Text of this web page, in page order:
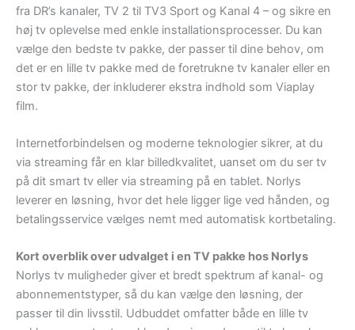
fra DR’s kanaler, TV 2 til TV3 Sport og Kanal 4 – og sikre en
høj tv oplevelse med enkle installationsprocesser. Du kan
vælge den bedste tv pakke, der passer til dine behov, om
det er en lille tv pakke med de foretrukne tv kanaler eller en
stor tv pakke, der inkluderer ekstra indhold som Viaplay
film.
Internetforbindelsen og moderne teknologier sikrer, at du
via streaming får en klar billedkvalitet, uanset om du ser tv
på dit smart tv eller via streaming på en tablet. Norlys
leverer en løsning, hvor det hele ligger lige ved hånden, og
betalingsservice vælges nemt med automatisk kortbetaling.
Kort overblik over udvalget i en TV pakke hos Norlys
Norlys tv muligheder giver et bredt spektrum af kanal- og
abonnementstyper, så du kan vælge den løsning, der
passer til din livsstil. Udbuddet omfatter både en lille tv